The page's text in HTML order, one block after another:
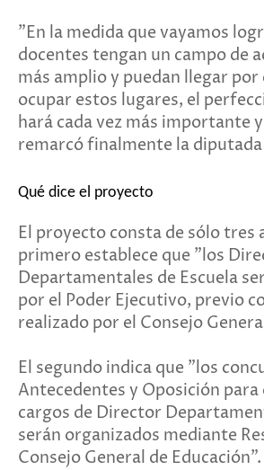
"En la medida que vayamos
docentes tengan un campo de
más amplio y puedan llegar por
ocupar estos lugares, el
hará cada vez más importante
remarcó finalmente la
Qué dice el proyecto
El proyecto consta de sólo tres
primero establece que "los
Departamentales de Escuela
por el Poder Ejecutivo, previo
realizado por el Consejo
El segundo indica que "los
Antecedentes y Oposición
cargos de Director
serán organizados mediante
Consejo General de Educación".